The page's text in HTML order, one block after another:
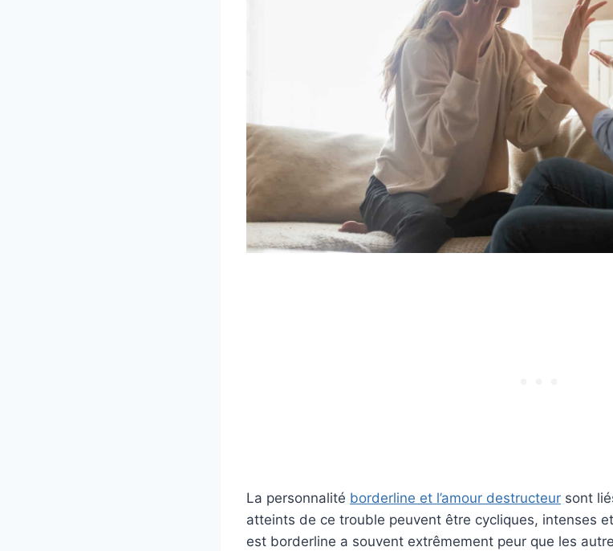
La personnalité borderline et l’amour destructeur sont
atteints de ce trouble peuvent être cycliques, intenses
est borderline a souvent extrêmement peur que les